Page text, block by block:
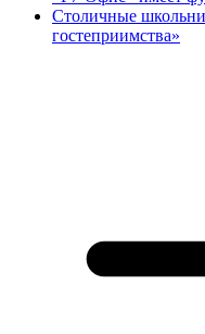
Столичные
гостеприимства»